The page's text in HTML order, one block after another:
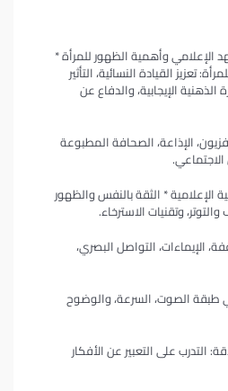
الإعلامي وأهمية الظهور للمرأة *
تعزيز القيادة النسائية، التأثير
الذهنية الإيجابية، والدفاع عن
الإذاعة، الصحافة المطبوعة
الإعلامية * الثقة بالنفس والظهور
وتقنيات الاسترخاء.
الإيماءات، التواصل البصري،
طبقة الصوت، السرعة، والوضوح
التدرب على التعبير عن الأفكار